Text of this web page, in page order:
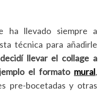
ha llevado siempre a
técnica para añadirle
llevar el collage a
el formato mural,
pre-bocetadas y otras